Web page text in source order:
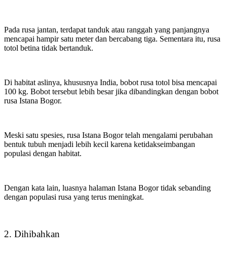
Pada rusa jantan, terdapat tanduk atau ranggah yang panjangnya
mencapai hampir satu meter dan bercabang tiga. Sementara itu, rusa
totol betina tidak bertanduk.
Di habitat aslinya, khususnya India, bobot rusa totol bisa mencapai
100 kg. Bobot tersebut lebih besar jika dibandingkan dengan bobot
rusa Istana Bogor.
Meski satu spesies, rusa Istana Bogor telah mengalami perubahan
bentuk tubuh menjadi lebih kecil karena ketidakseimbangan
populasi dengan habitat.
Dengan kata lain, luasnya halaman Istana Bogor tidak sebanding
dengan populasi rusa yang terus meningkat.
2. Dihibahkan